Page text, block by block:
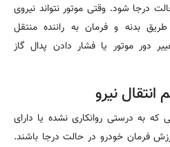
درجا شود. وقتی موتور نتواند نیروی
بدنه و فرمان به راننده منتقل
دور موتور یا فشار دادن پدال گاز
که به درستی روانکاری نشده یا دارای
فرمان خودرو در حالت درجا باشند.